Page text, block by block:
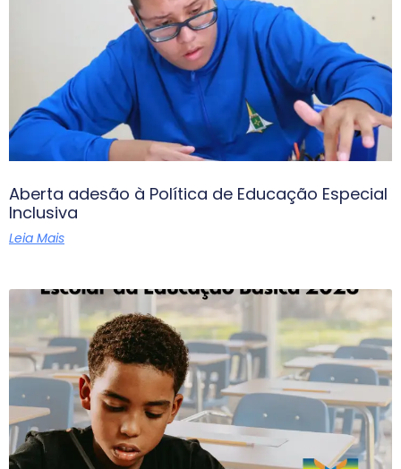
Aberta adesão à Política de Educação Especial
Inclusiva
Leia Mais